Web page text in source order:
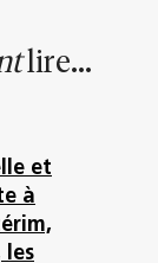
lire...
et
à
les